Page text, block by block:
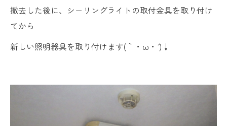
撤去した後に、シーリングライトの取付金具を取り付け
てから
新しい照明器具を取り付けます(｀・ω・´ )↓